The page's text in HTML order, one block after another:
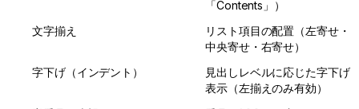
「Contents」）
文字揃え
リスト項目の配置（左寄せ・
中央寄せ・右寄せ）
字下げ（インデント）
見出しレベルに応じた字下げ
表示（左揃えのみ有効）